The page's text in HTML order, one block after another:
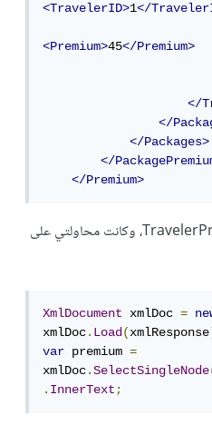
<TravelerID>1</
<Premium>45</Premium>
</
</
</Packages>
</
</Premium>
TravelerPremium، وكانت محاولتي على
XmlDocument xmlDoc =
xmlDoc.Load(xmlResponse
var premium =
xmlDoc.SelectSingleNode
.InnerText;